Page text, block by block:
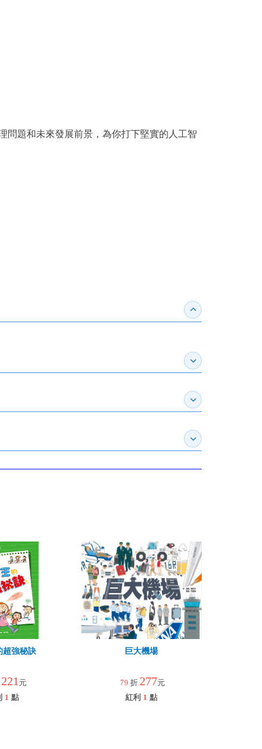
問題和未來發展前景，為你打下堅實的人工智
收合得獎紀錄
展開作家介紹
展開推薦專區
展開訂購須知
超強秘訣
221 元
1 點
巨大機場
79 折 277元
紅利 1 點